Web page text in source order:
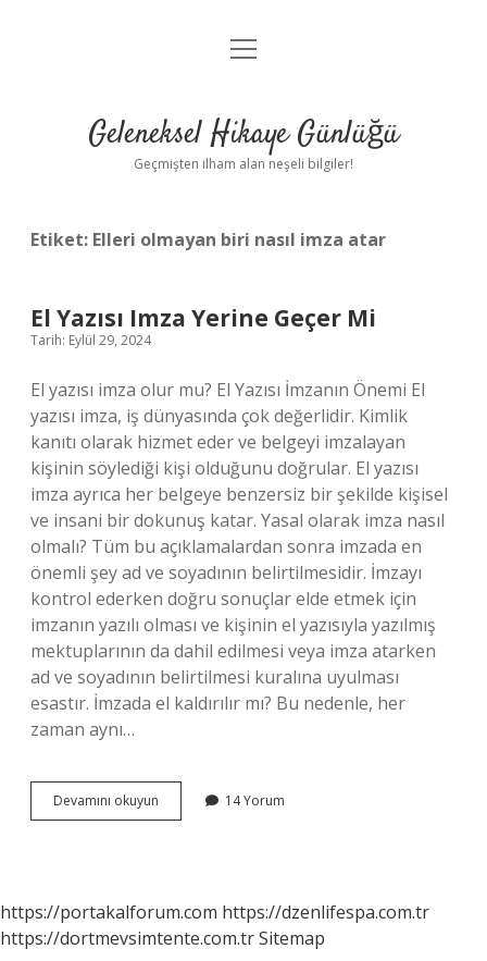
Anasayfa
Yasal Uyarı
menüyü
Geleneksel Hikaye Günlüğü
Geçmişten ilham alan neşeli bilgiler!
Etiket: Elleri olmayan biri nasıl imza atar
El Yazısı Imza Yerine Geçer Mi
Tarih: Eylül 29, 2024
El yazısı imza olur mu? El Yazısı İmzanın Önemi El
yazısı imza, iş dünyasında çok değerlidir. Kimlik
kanıtı olarak hizmet eder ve belgeyi imzalayan
kişinin söylediği kişi olduğunu doğrular. El yazısı
imza ayrıca her belgeye benzersiz bir şekilde kişisel
ve insani bir dokunuş katar. Yasal olarak imza nasıl
olmalı? Tüm bu açıklamalardan sonra imzada en
önemli şey ad ve soyadının belirtilmesidir. İmzayı
kontrol ederken doğru sonuçlar elde etmek için
imzanın yazılı olması ve kişinin el yazısıyla yazılmış
mektuplarının da dahil edilmesi veya imza atarken
ad ve soyadının belirtilmesi kuralına uyulması
esastır. İmzada el kaldırılır mı? Bu nedenle, her
zaman aynı…
Devamını okuyun
Yazısı
14 Yorum
https://portakalforum.com https://dzenlifespa.com.tr
https://dortmevsimtente.com.trSitemap